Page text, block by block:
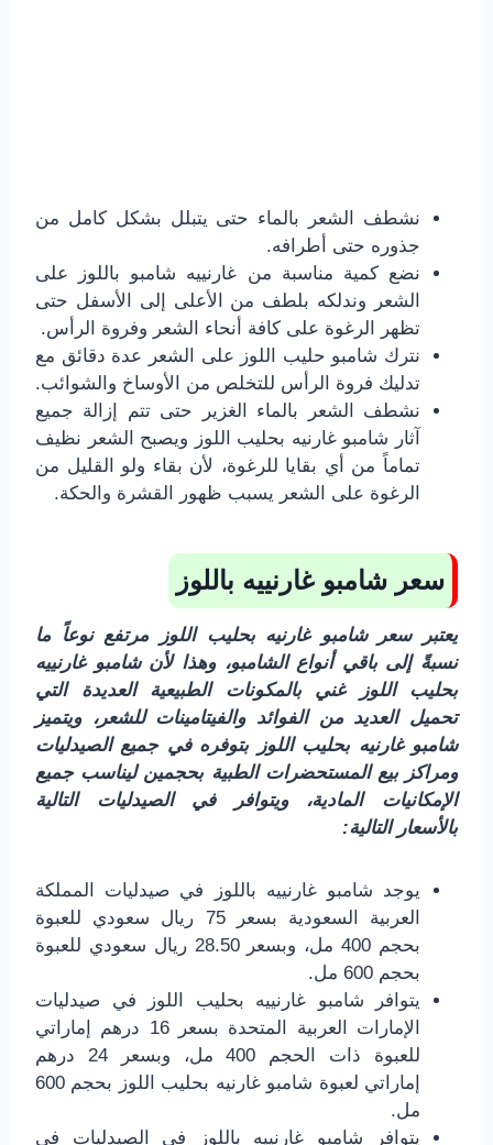
نشطف الشعر بالماء حتى يتبلل بشكل كامل من
جذوره حتى أطرافه.
نضع كمية مناسبة من غارنييه شامبو باللوز على
الشعر وندلكه بلطف من الأعلى إلى الأسفل حتى
تظهر الرغوة على كافة أنحاء الشعر وفروة الرأس.
نترك شامبو حليب اللوز على الشعر عدة دقائق مع
تدليك فروة الرأس للتخلص من الأوساخ والشوائب.
نشطف الشعر بالماء الغزير حتى تتم إزالة جميع
آثار شامبو غارنيه بحليب اللوز ويصبح الشعر نظيف
تماماً من أي بقايا للرغوة، لأن بقاء ولو القليل من
الرغوة على الشعر يسبب ظهور القشرة والحكة.
سعر شامبو غارنييه باللوز
يعتبر سعر شامبو غارنيه بحليب اللوز مرتفع نوعاً ما
نسبةً إلى باقي أنواع الشامبو، وهذا لأن شامبو غارنييه
بحليب اللوز غني بالمكونات الطبيعية العديدة التي
تحميل العديد من الفوائد والفيتامينات للشعر، ويتميز
شامبو غارنيه بحليب اللوز بتوفره في جميع الصيدليات
ومراكز بيع المستحضرات الطبية بحجمين ليناسب جميع
الإمكانيات المادية، ويتوافر في الصيدليات التالية
بالأسعار التالية:
يوجد شامبو غارنييه باللوز في صيدليات المملكة
العربية السعودية بسعر 75 ريال سعودي للعبوة
بحجم 400 مل، وبسعر 28.50 ريال سعودي للعبوة
بحجم 600 مل.
يتوافر شامبو غارنييه بحليب اللوز في صيدليات
الإمارات العربية المتحدة بسعر 16 درهم إماراتي
للعبوة ذات الحجم 400 مل، وبسعر 24 درهم
إماراتي لعبوة شامبو غارنيه بحليب اللوز بحجم 600
مل.
يتوافر شامبو غارنييه باللوز في الصيدليات في